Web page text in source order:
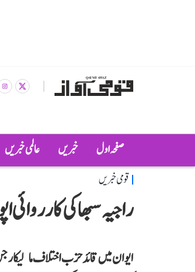
صفحہ اول خبریں عالمی خبریں
قومی خبریں
راجیہ سبھا کی